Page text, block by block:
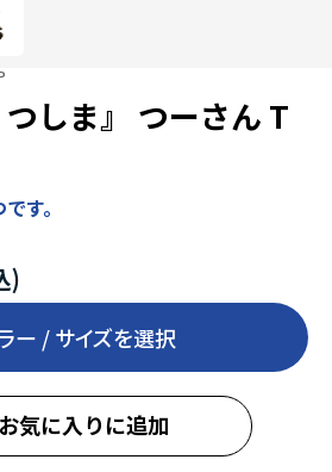
しま』 つーさん T
す。
ー / サイズを選択
お気に入りに追加